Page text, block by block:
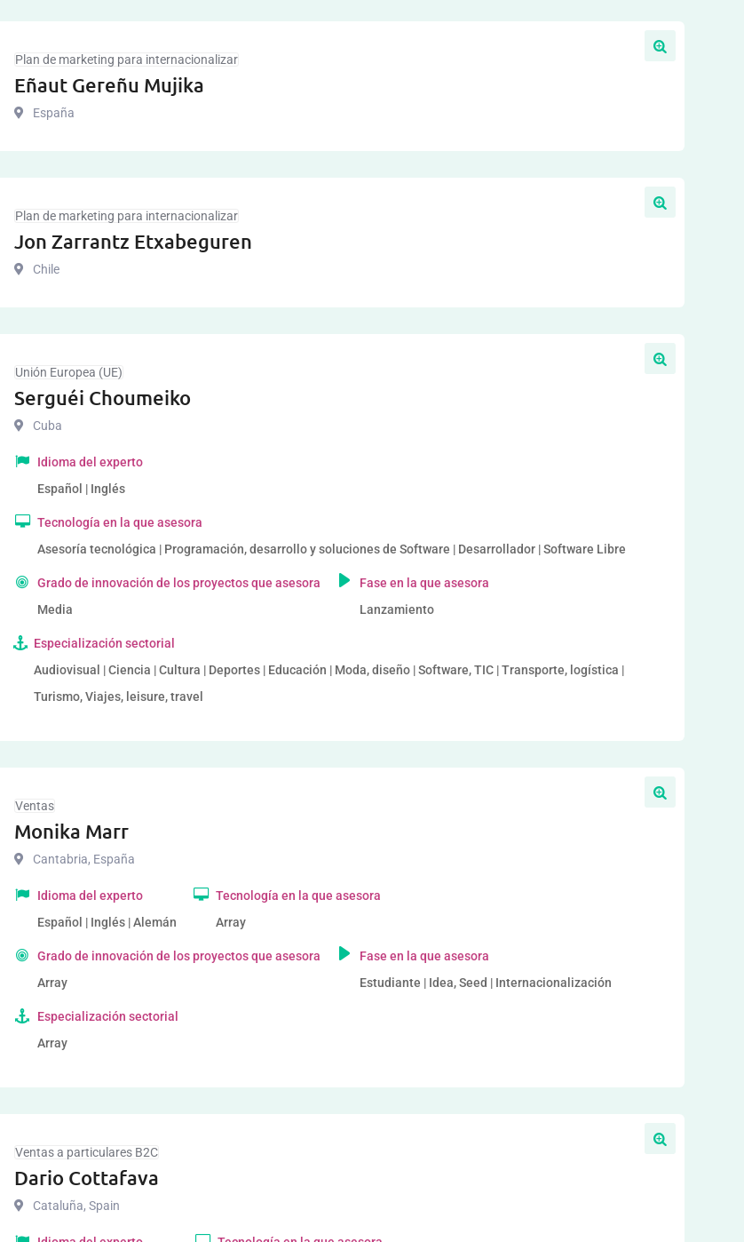
Plan de marketing para internacionalizar
Eñaut Gereñu Mujika
España
Plan de marketing para internacionalizar
Jon Zarrantz Etxabeguren
Chile
Unión Europea (UE)
Serguéi Choumeiko
Cuba
Idioma del experto
Español | Inglés
Tecnología en la que asesora
Asesoría tecnológica | Programación, desarrollo y soluciones de Software | Desarrollador | Software Libre
Grado de innovación de los proyectos que asesora
Media
Fase en la que asesora
Lanzamiento
Especialización sectorial
Audiovisual | Ciencia | Cultura | Deportes | Educación | Moda, diseño | Software, TIC | Transporte, logística |
Turismo, Viajes, leisure, travel
Ventas
Monika Marr
Cantabria, España
Idioma del experto
Español | Inglés | Alemán
Tecnología en la que asesora
Array
Grado de innovación de los proyectos que asesora
Array
Fase en la que asesora
Estudiante | Idea, Seed | Internacionalización
Especialización sectorial
Array
Ventas a particulares B2C
Dario Cottafava
Cataluña, Spain